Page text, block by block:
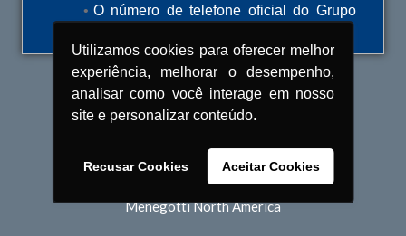
O número de telefone oficial do Grupo
Utilizamos cookies para oferecer melhor
experiência, melhorar o desempenho,
analisar como você interage em nosso
site e personalizar conteúdo.
Recusar Cookies Aceitar Cookies
Innovación
Personas
NUESTRAS MARCAS
Menegotti Casa y Campo
Menegotti North America